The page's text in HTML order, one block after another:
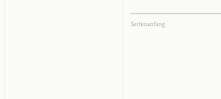
Seitenanfang